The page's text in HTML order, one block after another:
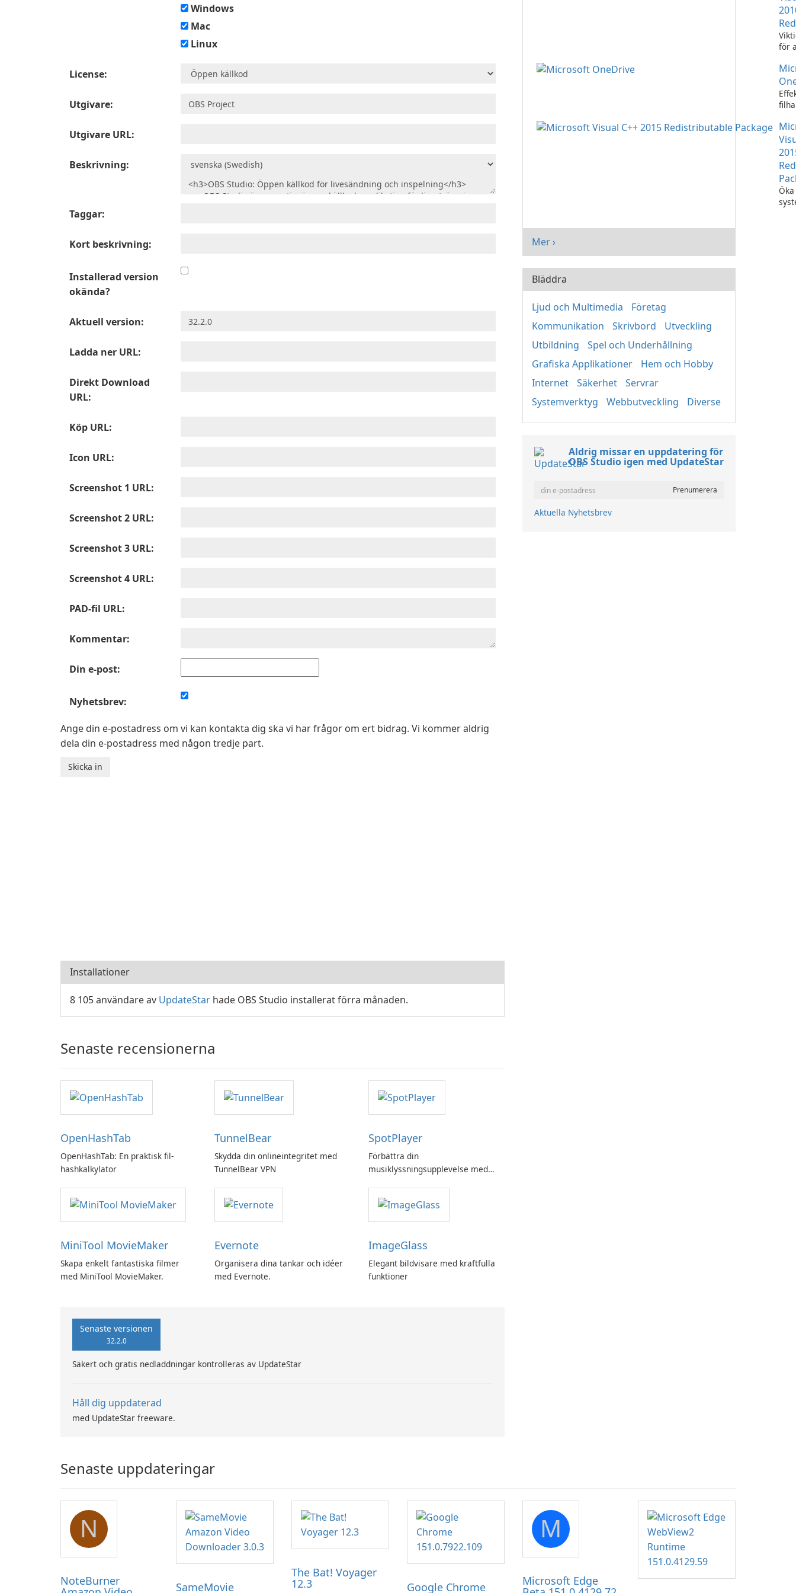
Windows
Mac
Linux
License:
Utgivare:
Utgivare URL:
Beskrivning:
Taggar:
Kort beskrivning:
Installerad version
okända?
Aktuell version:
Ladda ner URL:
Direkt Download
URL:
Köp URL:
Icon URL:
Screenshot 1 URL:
Screenshot 2 URL:
Screenshot 3 URL:
Screenshot 4 URL:
PAD-fil URL:
Kommentar:
Din e-post:
Nyhetsbrev:
Ange din e-postadress om vi kan kontakta dig ska vi har frågor om ert bidrag. Vi kommer aldrig
dela din e-postadress med någon tredje part.
Installationer
8 105 användare av UpdateStar hade OBS Studio installerat förra månaden.
Senaste recensionerna
OpenHashTab
OpenHashTab: En praktisk fil-
hashkalkylator
TunnelBear
Skydda din onlineintegritet med
TunnelBear VPN
SpotPlayer
Förbättra din
musiklyssningsupplevelse med
MiniTool MovieMaker
Skapa enkelt fantastiska filmer
med MiniTool MovieMaker.
Evernote
Organisera dina tankar och idéer
med Evernote.
ImageGlass
Elegant bildvisare med kraftfulla
funktioner
Senaste versionen
32.2.0
Säkert och gratis nedladdningar kontrolleras av UpdateStar
Håll dig uppdaterad
med UpdateStar freeware.
för
Mer ›
Bläddra
Ljud och Multimedia
Företag
Kommunikation
Skrivbord
Utveckling
Utbildning
Spel och Underhållning
Grafiska Applikationer
Hem och Hobby
Internet
Säkerhet
Servrar
Systemverktyg
Webbutveckling Diverse
Aldrig missar en uppdatering för
OBS Studio igen med UpdateStar
Aktuella Nyhetsbrev
Senaste uppdateringar
N
NoteBurner SameMovie
The Bat! Voyager
12.3 Google Chrome
M
Microsoft Edge